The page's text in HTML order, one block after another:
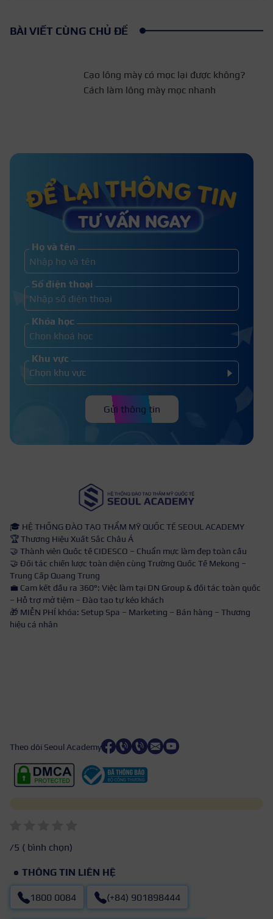
BÀI VIẾT CÙNG CHỦ ĐỀ
không? Cách làm lông mày
mọc nhanh
Nối mi lông chồn là gì? Nối mi lông
chồn bao nhiêu tiền?
Họ và tên
Số điện thoại
Khóa học
Khu vực
Gửi thông tin
🎓 HỆ THỐNG ĐÀO TẠO THẨM MỸ QUỐC TẾ SEOUL ACADEMY
🏆 Thương Hiệu Xuất Sắc Châu Á
🤝 Thành viên Quốc tế CIDESCO – Chuẩn mực làm đẹp toàn cầu
🤝 Đối tác chiến lược toàn diện cùng Trường Quốc Tế Mekong –
Trung Cấp Quang Trung
💼 Cam kết đầu ra 360°: Việc làm tại DN Group & đối tác toàn quốc
– Hỗ trợ mở tiệm – Đào tạo tự kéo khách
🎁 MIỄN PHÍ khóa: Setup Spa – Marketing – Bán hàng – Thương
hiệu cá nhân
Theo dõi Seoul Academy
/5 ( bình chọn)
THÔNG TIN LIÊN HỆ
1800 0084 (+84) 901898444